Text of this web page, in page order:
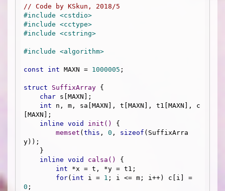
// Code by KSkun, 2018/5
#include <cstdio>
#include <cctype>
#include <cstring>
#include <algorithm>
const int MAXN = 1000005 ;
struct SuffixArray {
char s[MAXN];
int n, m, sa[MAXN], t[MAXN], t1[MAXN], c
[MAXN];
inline void init ()
{
memset (this , 0 , sizeof (SuffixArra
y));
inline void calsa ()
{
int *x = t, *y = t1;
for( int i = 1
0 ;